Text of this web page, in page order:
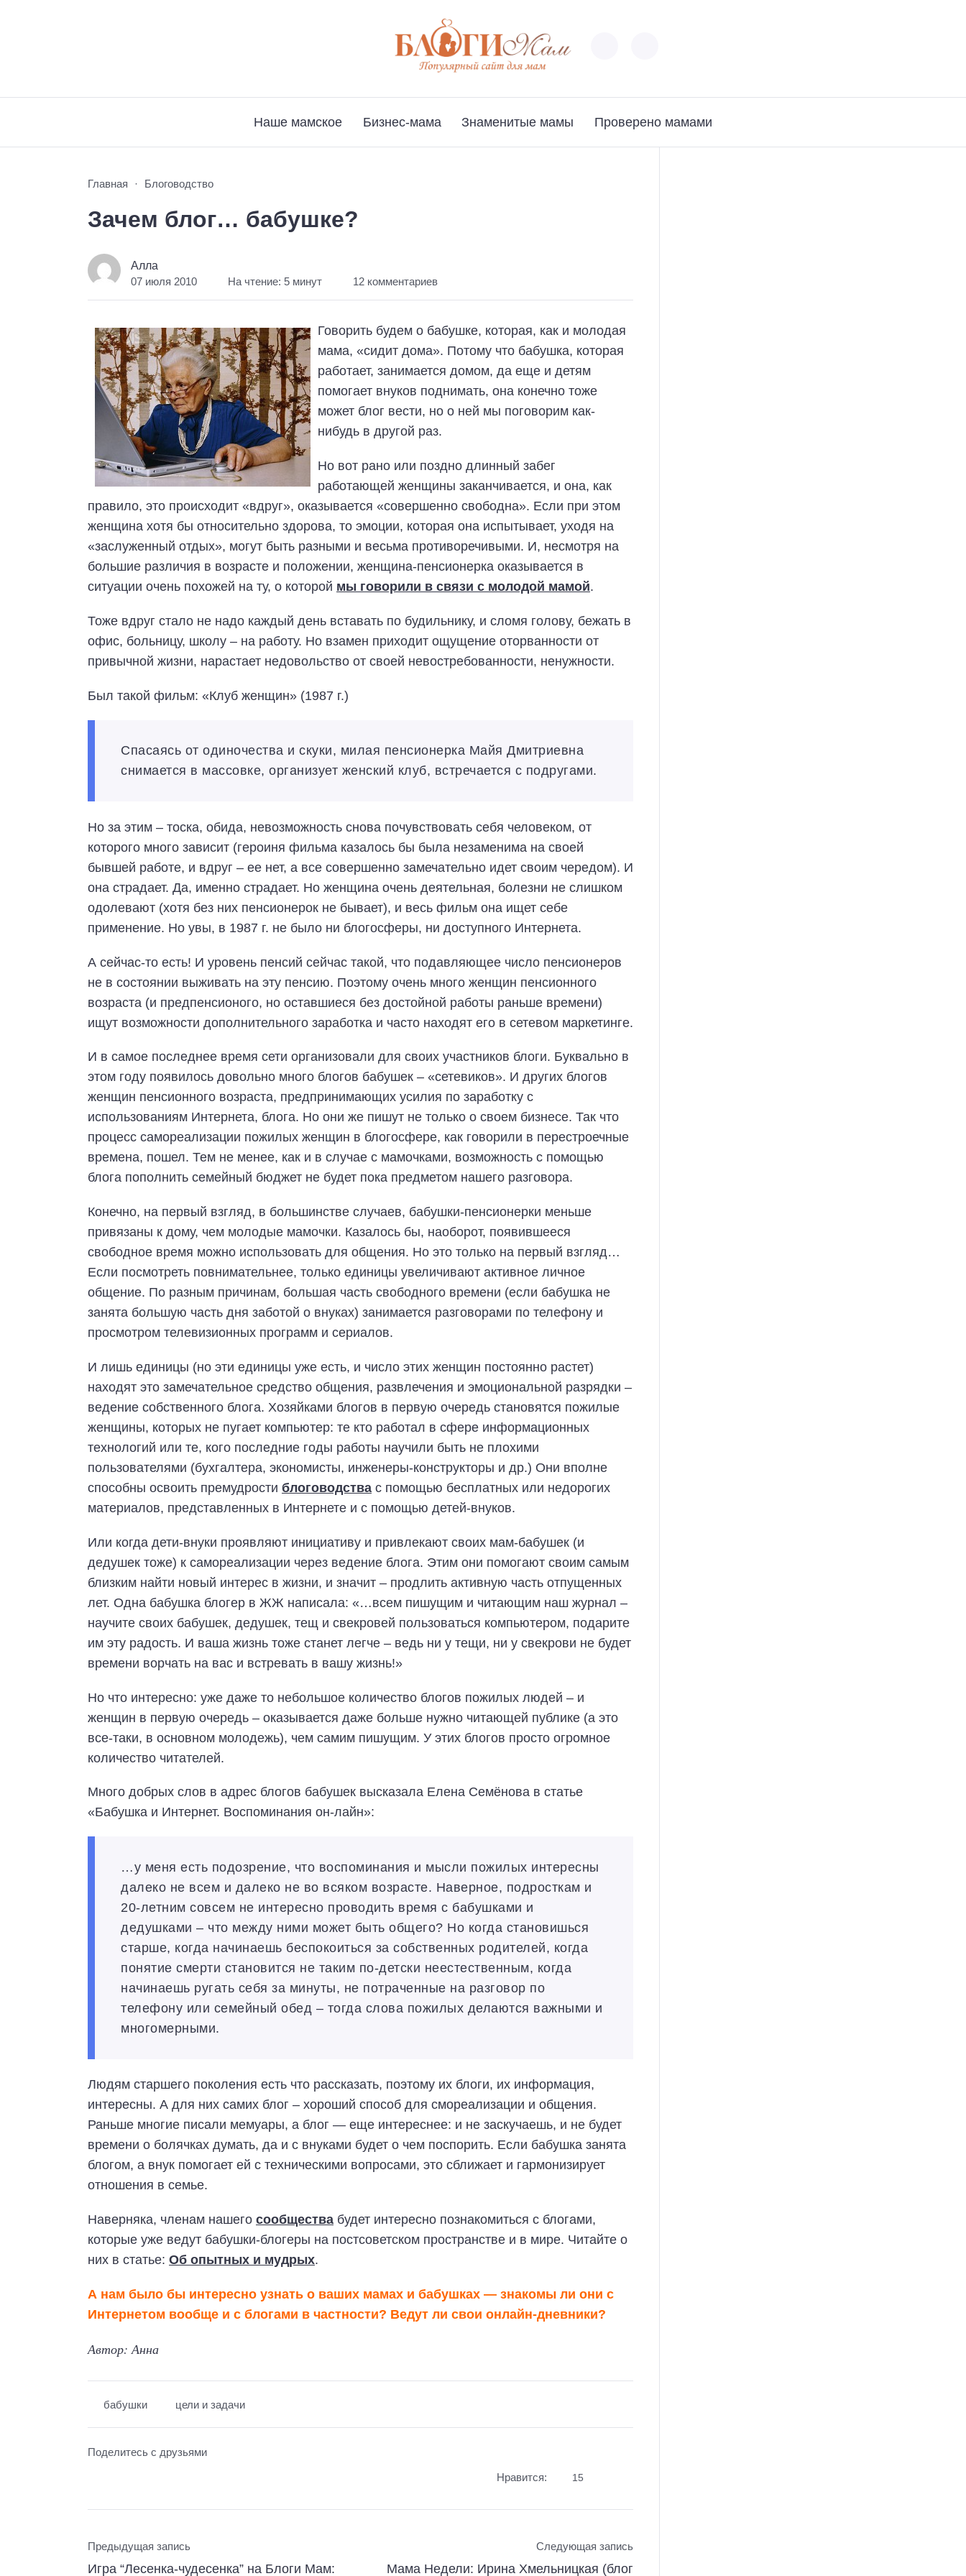
Наше мамское Бизнес-мама Знаменитые мамы Проверено мамами
Главная Блоговодство
Зачем блог… бабушке?
Алла
07 июля 2010 На чтение: 5 минут 12 комментариев
Говорить будем о бабушке, которая, как и молодая
мама, «сидит дома». Потому что бабушка, которая
работает, занимается домом, да еще и детям
помогает внуков поднимать, она конечно тоже
может блог вести, но о ней мы поговорим как-
нибудь в другой раз.
Но вот рано или поздно длинный забег
работающей женщины заканчивается, и она, как
правило, это происходит «вдруг», оказывается «совершенно свободна». Если при этом
женщина хотя бы относительно здорова, то эмоции, которая она испытывает, уходя на
«заслуженный отдых», могут быть разными и весьма противоречивыми. И, несмотря на
большие различия в возрасте и положении, женщина-пенсионерка оказывается в
ситуации очень похожей на ту, о которой мы говорили в связи с молодой мамой.
Тоже вдруг стало не надо каждый день вставать по будильнику, и сломя голову, бежать в
офис, больницу, школу – на работу. Но взамен приходит ощущение оторванности от
привычной жизни, нарастает недовольство от своей невостребованности, ненужности.
Был такой фильм: «Клуб женщин» (1987 г.)
Спасаясь от одиночества и скуки, милая пенсионерка Майя Дмитриевна
снимается в массовке, организует женский клуб, встречается с подругами.
Но за этим – тоска, обида, невозможность снова почувствовать себя человеком, от
которого много зависит (героиня фильма казалось бы была незаменима на своей
бывшей работе, и вдруг – ее нет, а все совершенно замечательно идет своим чередом). И
она страдает. Да, именно страдает. Но женщина очень деятельная, болезни не слишком
одолевают (хотя без них пенсионерок не бывает), и весь фильм она ищет себе
применение. Но увы, в 1987 г. не было ни блогосферы, ни доступного Интернета.
А сейчас-то есть! И уровень пенсий сейчас такой, что подавляющее число пенсионеров
не в состоянии выживать на эту пенсию. Поэтому очень много женщин пенсионного
возраста (и предпенсионого, но оставшиеся без достойной работы раньше времени)
ищут возможности дополнительного заработка и часто находят его в сетевом маркетинге.
И в самое последнее время сети организовали для своих участников блоги. Буквально в
этом году появилось довольно много блогов бабушек – «сетевиков». И других блогов
женщин пенсионного возраста, предпринимающих усилия по заработку с
использованиям Интернета, блога. Но они же пишут не только о своем бизнесе. Так что
процесс самореализации пожилых женщин в блогосфере, как говорили в перестроечные
времена, пошел. Тем не менее, как и в случае с мамочками, возможность с помощью
блога пополнить семейный бюджет не будет пока предметом нашего разговора.
Конечно, на первый взгляд, в большинстве случаев, бабушки-пенсионерки меньше
привязаны к дому, чем молодые мамочки. Казалось бы, наоборот, появившееся
свободное время можно использовать для общения. Но это только на первый взгляд…
Если посмотреть повнимательнее, только единицы увеличивают активное личное
общение. По разным причинам, большая часть свободного времени (если бабушка не
занята большую часть дня заботой о внуках) занимается разговорами по телефону и
просмотром телевизионных программ и сериалов.
И лишь единицы (но эти единицы уже есть, и число этих женщин постоянно растет)
находят это замечательное средство общения, развлечения и эмоциональной разрядки –
ведение собственного блога. Хозяйками блогов в первую очередь становятся пожилые
женщины, которых не пугает компьютер: те кто работал в сфере информационных
технологий или те, кого последние годы работы научили быть не плохими
пользователями (бухгалтера, экономисты, инженеры-конструкторы и др.) Они вполне
способны освоить премудрости блоговодства с помощью бесплатных или недорогих
материалов, представленных в Интернете и с помощью детей-внуков.
Или когда дети-внуки проявляют инициативу и привлекают своих мам-бабушек (и
дедушек тоже) к самореализации через ведение блога. Этим они помогают своим самым
близким найти новый интерес в жизни, и значит – продлить активную часть отпущенных
лет. Одна бабушка блогер в ЖЖ написала: «…всем пишущим и читающим наш журнал –
научите своих бабушек, дедушек, тещ и свекровей пользоваться компьютером, подарите
им эту радость. И ваша жизнь тоже станет легче – ведь ни у тещи, ни у свекрови не будет
времени ворчать на вас и встревать в вашу жизнь!»
Но что интересно: уже даже то небольшое количество блогов пожилых людей – и
женщин в первую очередь – оказывается даже больше нужно читающей публике (а это
все-таки, в основном молодежь), чем самим пишущим. У этих блогов просто огромное
количество читателей.
Много добрых слов в адрес блогов бабушек высказала Елена Семёнова в статье
«Бабушка и Интернет. Воспоминания он-лайн»:
…у меня есть подозрение, что воспоминания и мысли пожилых интересны
далеко не всем и далеко не во всяком возрасте. Наверное, подросткам и
20-летним совсем не интересно проводить время с бабушками и
дедушками – что между ними может быть общего? Но когда становишься
старше, когда начинаешь беспокоиться за собственных родителей, когда
понятие смерти становится не таким по-детски неестественным, когда
начинаешь ругать себя за минуты, не потраченные на разговор по
телефону или семейный обед – тогда слова пожилых делаются важными и
многомерными.
Людям старшего поколения есть что рассказать, поэтому их блоги, их информация,
интересны. А для них самих блог – хороший способ для смореализации и общения.
Раньше многие писали мемуары, а блог — еще интереснее: и не заскучаешь, и не будет
времени о болячках думать, да и с внуками будет о чем поспорить. Если бабушка занята
блогом, а внук помогает ей с техническими вопросами, это сближает и гармонизирует
отношения в семье.
Наверняка, членам нашего сообщества будет интересно познакомиться с блогами,
которые уже ведут бабушки-блогеры на постсоветском пространстве и в мире. Читайте о
них в статье: Об опытных и мудрых.
А нам было бы интересно узнать о ваших мамах и бабушках — знакомы ли они с
Интернетом вообще и с блогами в частности? Ведут ли свои онлайн-дневники?
Автор: Анна
бабушки цели и задачи
Поделитесь с друзьями
Нравится: 15
Предыдущая запись
Игра “Лесенка-чудесенка” на Блоги Мам:
Следующая запись
Мама Недели: Ирина Хмельницкая (блог